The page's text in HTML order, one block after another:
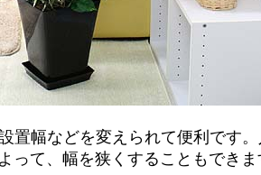
置幅などを変えられて便利です
って、幅を狭くすることもでき